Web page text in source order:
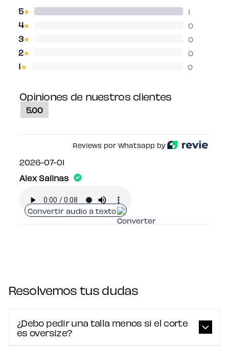
5★ 1
4★ 0
3★ 0
2★ 0
1★ 0
Opiniones de nuestros clientes
5.00
Reviews por Whatsapp by
2026-07-01
Alex Salinas
Convertir audio a texto
Resolvemos tus dudas
¿Debo pedir una talla menos si el corte
es oversize?